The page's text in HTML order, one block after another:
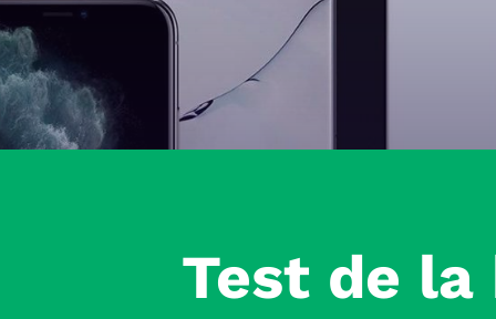
Test de